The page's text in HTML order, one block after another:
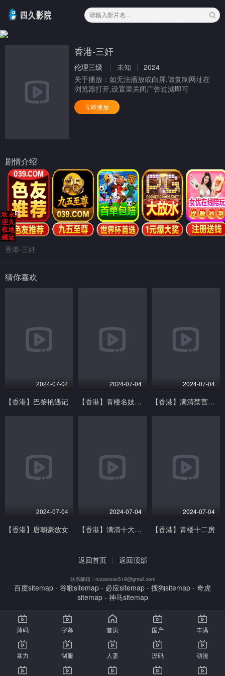
香港-三奸
伦理三级 未知
2024
关于播放： 如无法播放或白屏,请复制网址在
浏览器打开,设置里关闭广告过滤即可
立即播放
剧情介绍
香港-三奸
猜你喜欢
2024-07-04
【香港】巴黎艳遇记
2024-07-04
【香港】青楼名妓之桃花扇
2024-07-04
【香港】满清禁宫奇案
2024-07-04
【香港】唐朝豪放女
2024-07-04
【香港】满清十大酷刑
2024-07-04
【香港】青楼十二房
薄码 字幕 首页 国产 丰满
暴力 制服 人妻 没码 动漫
返回首页 返回顶部
联系邮箱：rozsarose518@gmail.com
百度sitemap - 谷歌sitemap - 必应sitemap - 搜狗sitemap - 奇虎
sitemap- 神马sitemap